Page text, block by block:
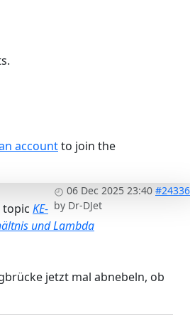
accountto join the
06 Dec 2025 23:40 #24336
by Dr-DJet
KE-
und Lambda
jetzt mal abnebeln, ob